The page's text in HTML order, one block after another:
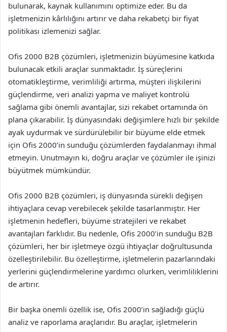
bulunarak, kaynak kullanımını optimize eder. Bu da
işletmenizin kârlılığını artırır ve daha rekabetçi bir fiyat
politikası izlemenizi sağlar.
Ofis 2000 B2B çözümleri, işletmenizin büyümesine katkıda
bulunacak etkili araçlar sunmaktadır. İş süreçlerini
otomatikleştirme, verimliliği artırma, müşteri ilişkilerini
güçlendirme, veri analizi yapma ve maliyet kontrolü
sağlama gibi önemli avantajlar, sizi rekabet ortamında ön
plana çıkarabilir. İş dünyasındaki değişimlere hızlı bir şekilde
ayak uydurmak ve sürdürülebilir bir büyüme elde etmek
için Ofis 2000’in sunduğu çözümlerden faydalanmayı ihmal
etmeyin. Unutmayın ki, doğru araçlar ve çözümler ile işinizi
büyütmek mümkündür.
Ofis 2000 B2B çözümleri, iş dünyasında sürekli değişen
ihtiyaçlara cevap verebilecek şekilde tasarlanmıştır. Her
işletmenin hedefleri, büyüme stratejileri ve rekabet
avantajları farklıdır. Bu nedenle, Ofis 2000’in sunduğu B2B
çözümleri, her bir işletmeye özgü ihtiyaçlar doğrultusunda
özelleştirilebilir. Bu özelleştirme, işletmelerin pazarlarındaki
yerlerini güçlendirmelerine yardımcı olurken, verimliliklerini
de artırır.
Bir başka önemli özellik ise, Ofis 2000’in sağladığı güçlü
analiz ve raporlama araçlarıdır. Bu araçlar, işletmelerin